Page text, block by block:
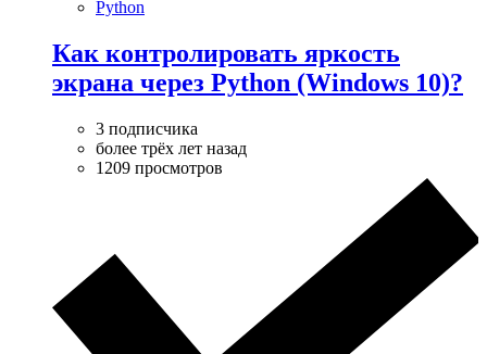
Python
Как контролировать яркость
экрана через Python (Windows 10)?
3 подписчика
более трёх лет назад
1209 просмотров